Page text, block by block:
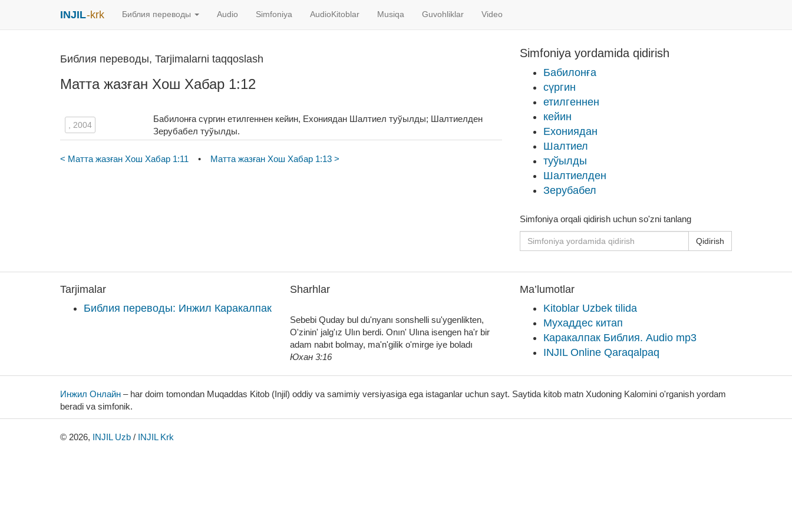
INJIL-krk Библия переводы Audio Simfoniya AudioKitoblar Musiqa Guvohliklar Video
Библия переводы, Tarjimalarni taqqoslash
Матта жазған Хош Хабар 1:12
, 2004
Бабилонға сүргин етилгеннен кейин, Ехониядан Шалтиел туўылды; Шалтиелден
Зерубабел туўылды.
< Матта жазған Хош Хабар 1:11 • Матта жазған Хош Хабар 1:13 >
Simfoniya yordamida qidirish
Бабилонға
сүргин
етилгеннен
кейин
Ехониядан
Шалтиел
туўылды
Шалтиелден
Зерубабел
Simfoniya orqali qidirish uchun so'zni tanlang
Qidirish
Tarjimalar
Библия переводы: Инжил Каракалпак
Sharhlar
Sebebi Quday bul du'nyanı sonshelli su'ygenlikten,
O'zinin' jalg'ız Ulın berdi. Onın' Ulına isengen ha'r bir
adam nabıt bolmay, ma'n'gilik o'mirge iye boladı
Юхан 3:16
Ma’lumotlar
Kitoblar Uzbek tilida
Мухаддес китап
Каракалпак Библия. Audio mp3
INJIL Online Qaraqalpaq
Инжил Онлайн – har doim tomondan Muqaddas Kitob (Injil) oddiy va samimiy versiyasiga ega istaganlar uchun sayt. Saytida kitob matn Xudoning Kalomini o'rganish yordam
beradi va simfonik.
© 2026, INJIL Uzb / INJIL Krk